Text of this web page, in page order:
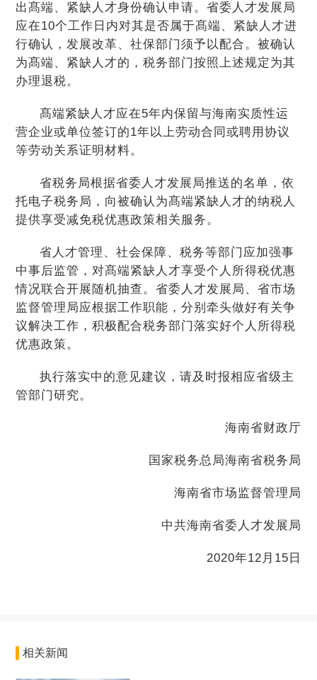
出髙端、紧缺人才身份确认申请。省委人才发展局
应在10个工作日内对其是否属于髙端、紧缺人才进
行确认，发展改革、社保部门须予以配合。被确认
为髙端、紧缺人才的，税务部门按照上述规定为其
办理退税。
髙端紧缺人才应在5年内保留与海南实质性运
营企业或单位签订的1年以上劳动合同或聘用协议
等劳动关系证明材料。
省税务局根据省委人才发展局推送的名单，依
托电子税务局，向被确认为髙端紧缺人才的纳税人
提供享受减免税优惠政策相关服务。
省人才管理、社会保障、税务等部门应加强事
中事后监管，对髙端紧缺人才享受个人所得税优惠
情况联合开展随机抽查。省委人才发展局、省市场
监督管理局应根据工作职能，分别牵头做好有关争
议解决工作，积极配合税务部门落实好个人所得税
优惠政策。
执行落实中的意见建议，请及时报相应省级主
管部门研究。
海南省财政厅
国家税务总局海南省税务局
海南省市场监督管理局
中共海南省委人才发展局
2020年12月15日
相关新闻